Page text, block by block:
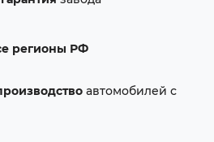
регионы РФ
автомобилей с